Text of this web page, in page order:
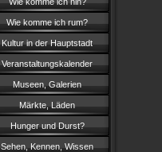
Wie komme ich rum?
Kultur in der Hauptstadt
Veranstaltungskalender
Museen, Galerien
Märkte, Läden
Hunger und Durst?
Sehen, Kennen, Wissen